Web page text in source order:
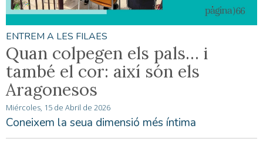
ENTREM A LES FILAES
Quan colpegen els pals… i
també el cor: així són els
Aragonesos
Miércoles, 15 de Abril de 2026
Coneixem la seua dimensió més íntima